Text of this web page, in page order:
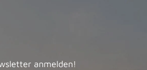
anmelden!